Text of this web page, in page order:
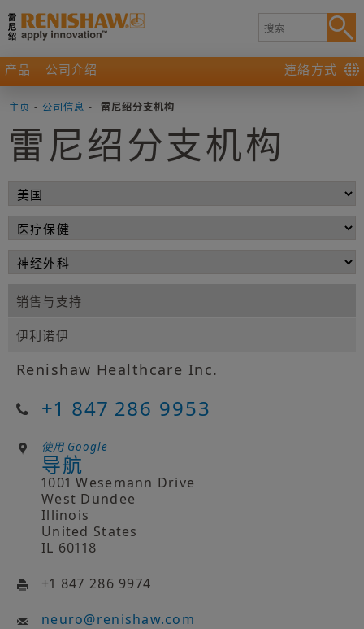
产品 公司介绍 連絡方式
主页 - 公司信息 - 雷尼绍分支机构
雷尼绍分支机构
销售与支持
伊利诺伊
Renishaw Healthcare Inc.
+1 847 286 9953
使用 Google
导航
1001 Wesemann Drive
West Dundee
Illinois
United States
IL 60118
+1 847 286 9974
neuro@renishaw.com